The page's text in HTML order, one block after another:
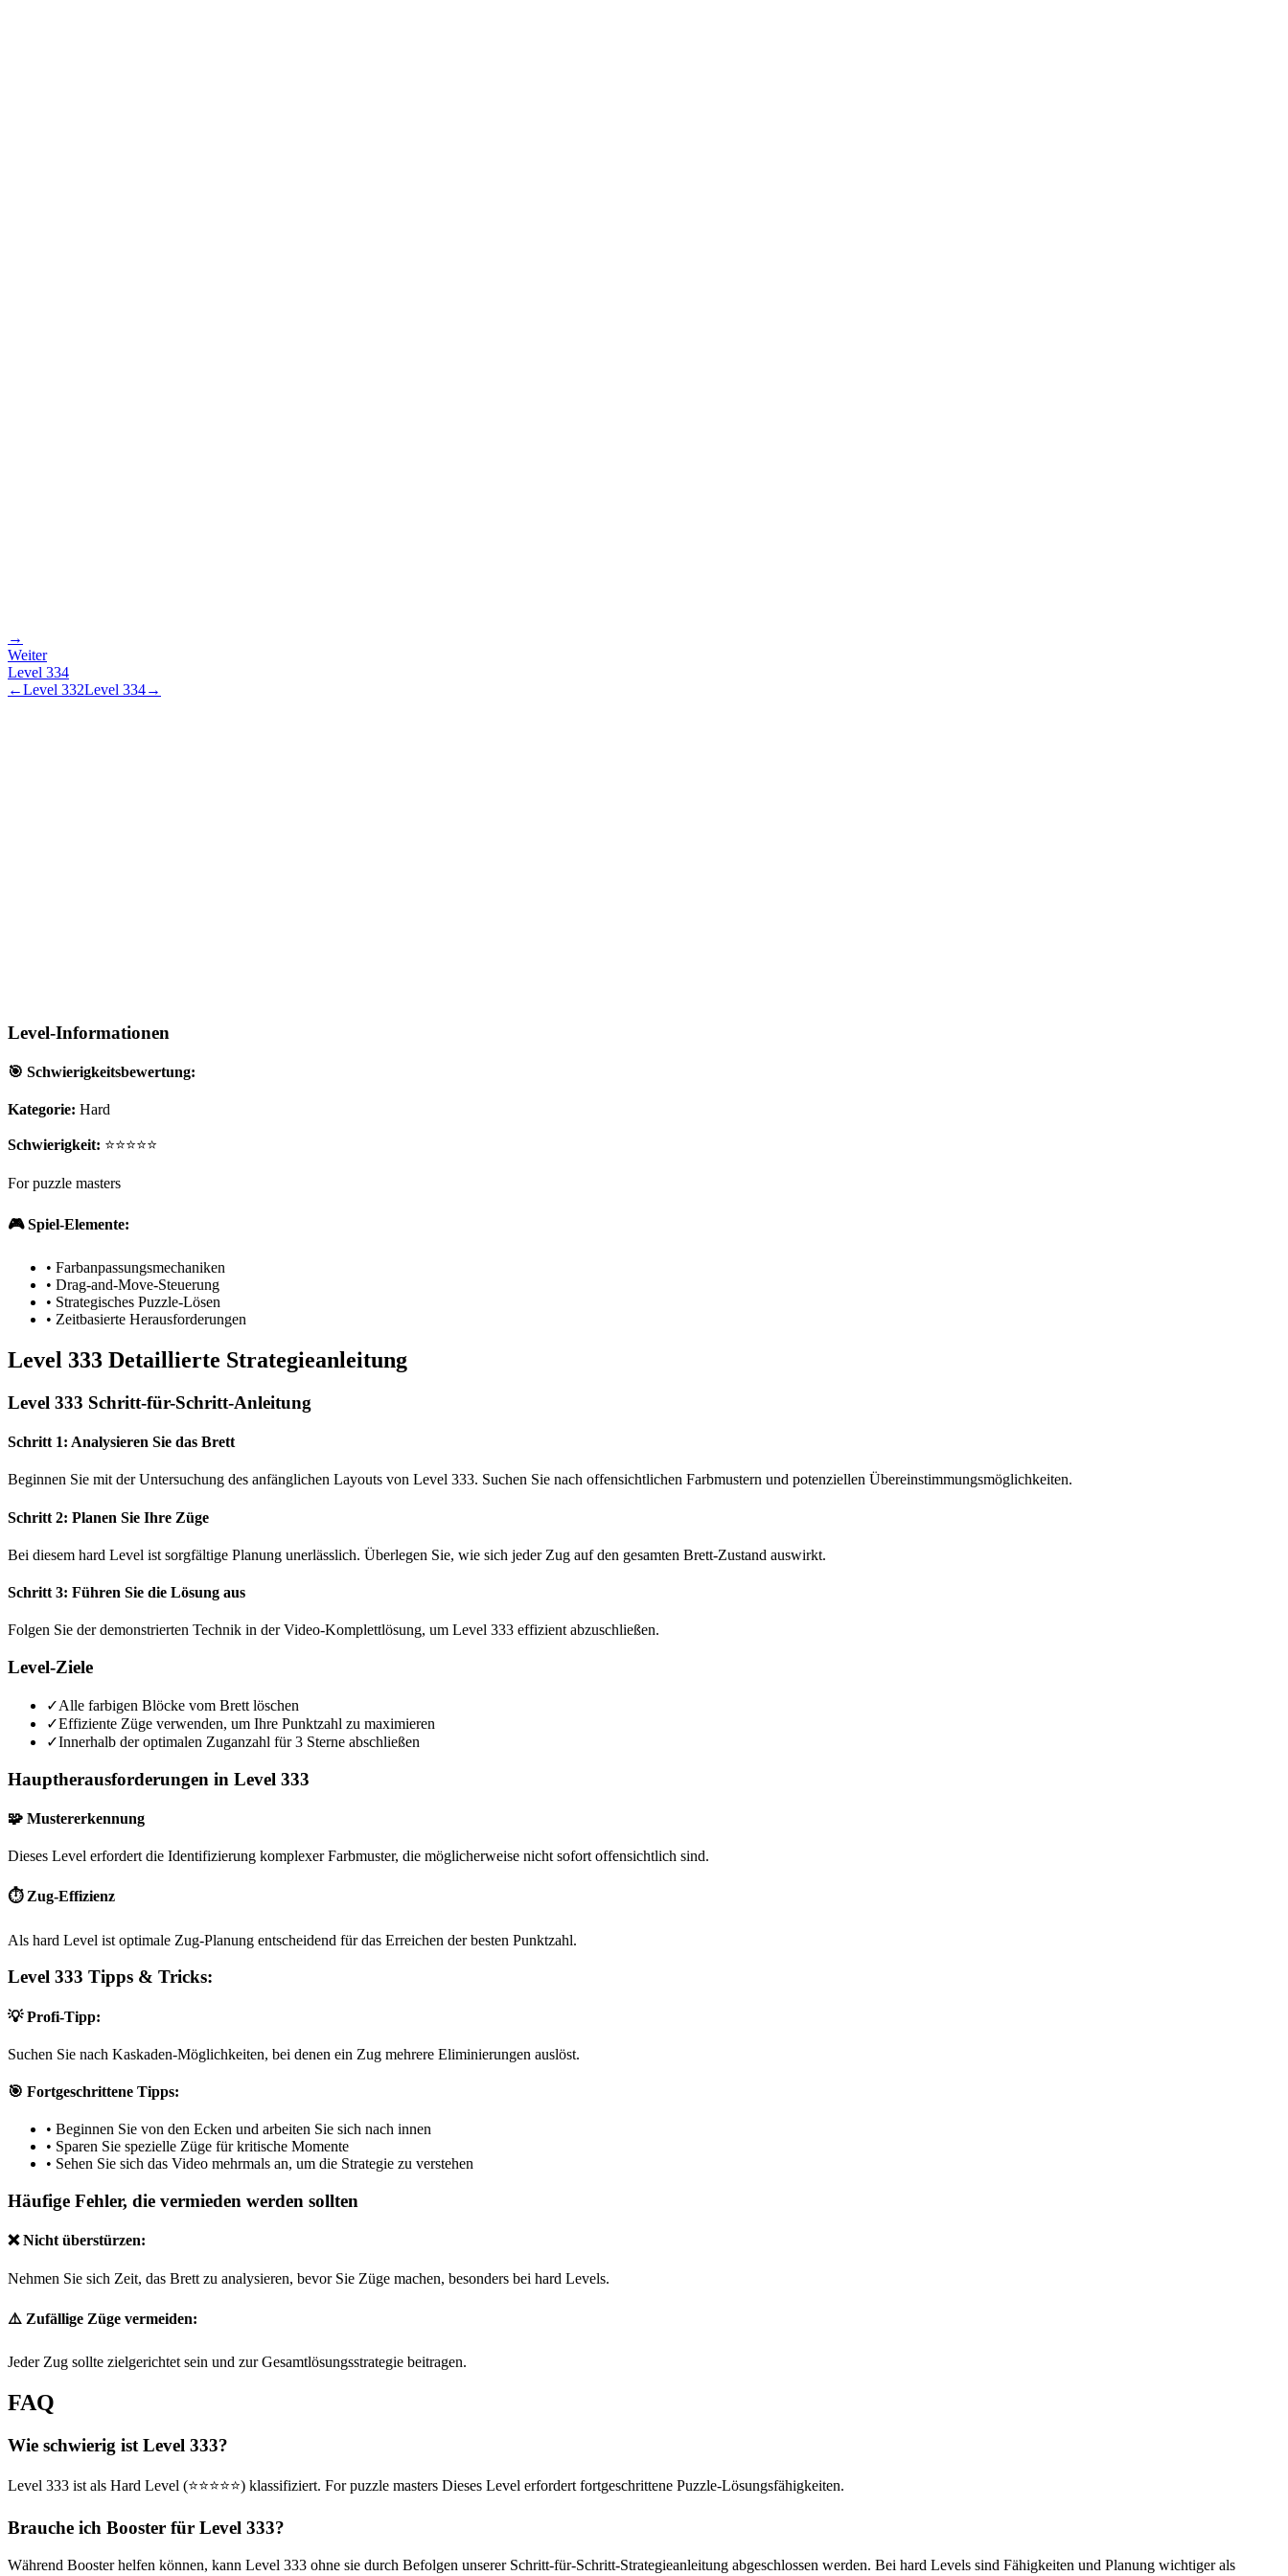
→
Weiter
Level 334
←Level 332Level 334→
Level-Informationen
🎯 Schwierigkeitsbewertung:
Kategorie: Hard
Schwierigkeit: ⭐⭐⭐⭐⭐
For puzzle masters
🎮 Spiel-Elemente:
• Farbanpassungsmechaniken
• Drag-and-Move-Steuerung
• Strategisches Puzzle-Lösen
• Zeitbasierte Herausforderungen
Level 333 Detaillierte Strategieanleitung
Level 333 Schritt-für-Schritt-Anleitung
Schritt 1: Analysieren Sie das Brett
Beginnen Sie mit der Untersuchung des anfänglichen Layouts von Level 333. Suchen Sie nach offensichtlichen Farbmustern und potenziellen Übereinstimmungsmöglichkeiten.
Schritt 2: Planen Sie Ihre Züge
Bei diesem hard Level ist sorgfältige Planung unerlässlich. Überlegen Sie, wie sich jeder Zug auf den gesamten Brett-Zustand auswirkt.
Schritt 3: Führen Sie die Lösung aus
Folgen Sie der demonstrierten Technik in der Video-Komplettlösung, um Level 333 effizient abzuschließen.
Level-Ziele
✓Alle farbigen Blöcke vom Brett löschen
✓Effiziente Züge verwenden, um Ihre Punktzahl zu maximieren
✓Innerhalb der optimalen Zuganzahl für 3 Sterne abschließen
Hauptherausforderungen in Level 333
🧩 Mustererkennung
Dieses Level erfordert die Identifizierung komplexer Farbmuster, die möglicherweise nicht sofort offensichtlich sind.
⏱️ Zug-Effizienz
Als hard Level ist optimale Zug-Planung entscheidend für das Erreichen der besten Punktzahl.
Level 333 Tipps & Tricks:
💡 Profi-Tipp:
Suchen Sie nach Kaskaden-Möglichkeiten, bei denen ein Zug mehrere Eliminierungen auslöst.
🎯 Fortgeschrittene Tipps:
• Beginnen Sie von den Ecken und arbeiten Sie sich nach innen
• Sparen Sie spezielle Züge für kritische Momente
• Sehen Sie sich das Video mehrmals an, um die Strategie zu verstehen
Häufige Fehler, die vermieden werden sollten
❌ Nicht überstürzen:
Nehmen Sie sich Zeit, das Brett zu analysieren, bevor Sie Züge machen, besonders bei hard Levels.
⚠️ Zufällige Züge vermeiden:
Jeder Zug sollte zielgerichtet sein und zur Gesamtlösungsstrategie beitragen.
FAQ
Wie schwierig ist Level 333?
Level 333 ist als Hard Level (⭐⭐⭐⭐⭐) klassifiziert. For puzzle masters Dieses Level erfordert fortgeschrittene Puzzle-Lösungsfähigkeiten.
Brauche ich Booster für Level 333?
Während Booster helfen können, kann Level 333 ohne sie durch Befolgen unserer Schritt-für-Schritt-Strategieanleitung abgeschlossen werden. Bei hard Levels sind Fähigkeiten und Planung wichtiger als